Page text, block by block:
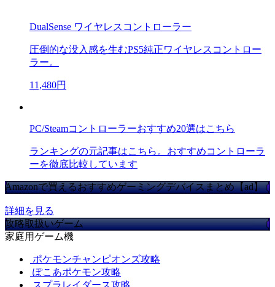
DualSense ワイヤレスコントローラー
圧倒的な没入感を生むPS5純正ワイヤレスコントロー
ラー。
11,480円
PC/Steamコントローラーおすすめ20選はこちら
ランキングの元記事はこちら。おすすめコントローラ
ーを徹底比較しています
Amazonで買えるおすすめゲーミングデバイスまとめ【ad】
詳細を見る
攻略取扱いゲーム
家庭用ゲーム機
ポケモンチャンピオンズ攻略
ぽこあポケモン攻略
スプラレイダース攻略